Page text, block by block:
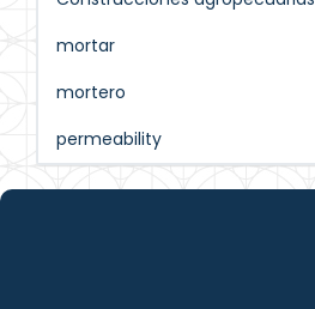
mortar
mortero
permeability